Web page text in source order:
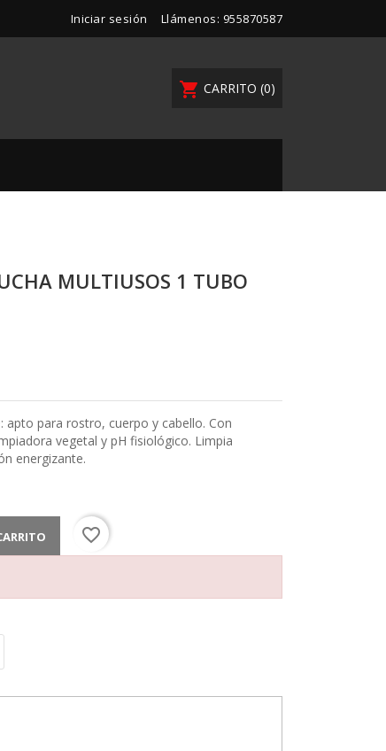
Iniciar sesión Llámenos: 955870587
shopping_cart CARRITO (0)
MULTIUSOS 1 TUBO
apto para rostro, cuerpo y cabello. Con
vegetal y pH fisiológico. Limpia
energizante.
favorite_border